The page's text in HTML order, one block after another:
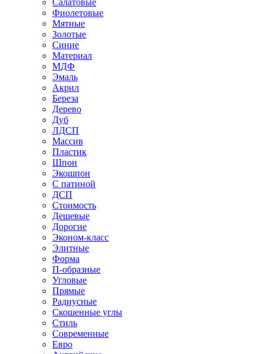
Салатовые
Фиолетовые
Мятные
Золотые
Синие
Материал
МДФ
Эмаль
Акрил
Береза
Дерево
Дуб
ЛДСП
Массив
Пластик
Шпон
Экошпон
С патиной
ДСП
Стоимость
Дешевые
Дорогие
Эконом-класс
Элитные
Форма
П-образные
Угловые
Прямые
Радиусные
Скошенные углы
Стиль
Современные
Евро